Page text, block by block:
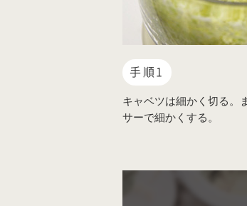
手順1
キャベツは細かく切る。
サーで細かくする。